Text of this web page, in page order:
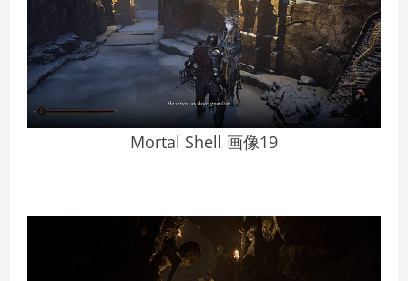
Mortal Shell 画像19